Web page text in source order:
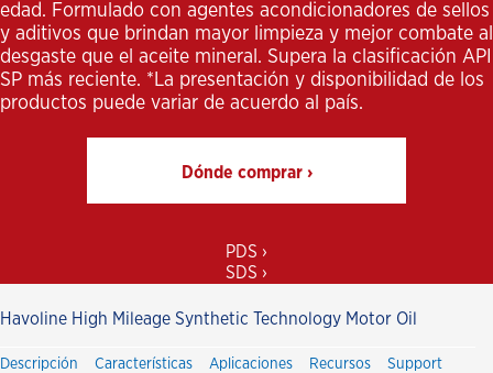
edad. Formulado con agentes acondicionadores de sellos
y aditivos que brindan mayor limpieza y mejor combate al
desgaste que el aceite mineral. Supera la clasificación API
SP más reciente. *La presentación y disponibilidad de los
productos puede variar de acuerdo al país.
Dónde comprar ›
PDS ›
SDS ›
Havoline High Mileage Synthetic Technology Motor Oil
Descripción Características Aplicaciones Recursos Support